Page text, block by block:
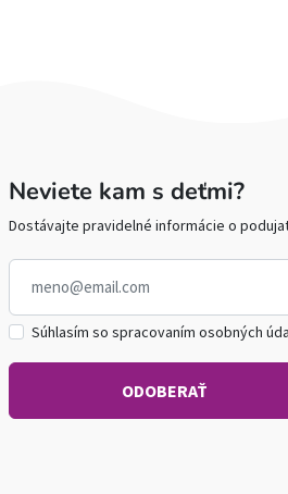
Neviete kam s deťmi?
Dostávajte pravidelné informácie o
Súhlasím so spracovaním osobných